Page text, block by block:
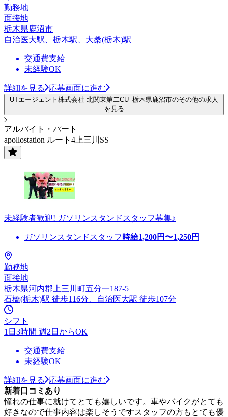
勤務地
面接地
栃木県鹿沼市
自治医大駅、栃木駅、大桑(栃木)駅
交通費支給
未経験OK
詳細を見る 応募画面に進む
UTエージェント株式会社 北関東第二CU_栃木県鹿沼市のその他の求人
を見る
アルバイト・パート
apollostation ルート4上三川SS
未経験者歓迎! ガソリンスタンドスタッフ募集♪
ガソリンスタンドスタッフ 時給1,200円〜1,250円
勤務地
面接地
栃木県河内郡上三川町五分一187-5
石橋(栃木)駅 徒歩116分、自治医大駅 徒歩107分
シフト
1日3時間 週2日からOK
交通費支給
未経験OK
詳細を見る
応募画面に進む
新着口コミあり
憧れの仕事に就けてとても嬉しいです。車やバイクがとても
好きなので仕事内容は楽しそうですスタッフの方もとても優